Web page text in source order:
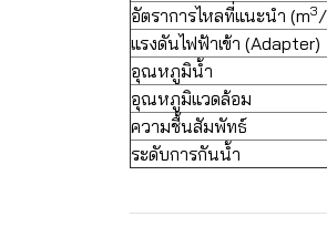
อัตราการไหลที่แนะนำ (m3
แรงดันไฟฟ้าเข้า (Adapter)
อุณหภูมิน้ำ
อุณหภูมิแวดล้อม
ความชื้นสัมพัทธ์
ระดับการกันน้ำ